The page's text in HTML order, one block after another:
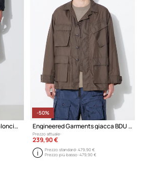
Engineered Garments pantaloncini in lino Sunset
-50%
Engineered Garments giacca BDU Jacket
Prezzo attuale:
239,90 €
Prezzo standard:479,90 €
Prezzo più basso:479,90 €